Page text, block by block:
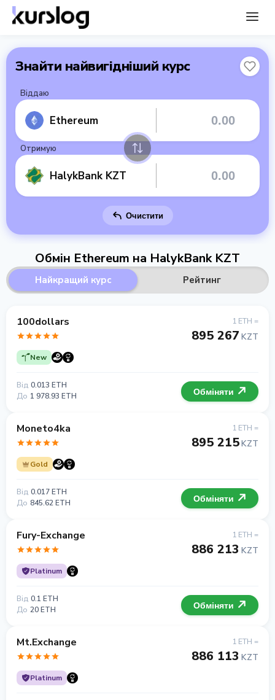
Знайти найвигідніший курс
Віддаю
Ethereum
Отримую
HalykBank KZT
Очистити
Обмін Ethereum на HalykBank KZT
Найкращий курс Рейтинг
100dollars
New
1 ETH =
895 267 KZT
Від 0.013 ETH
До 1 978.93 ETH Обміняти
Moneto4ka
Gold
1 ETH =
895 215KZT
Від 0.017 ETH
До 845.62 ETH Обміняти
Fury-Exchange
Platinum
1 ETH =
886 213 KZT
Від 0.1 ETH
До 20 ETH Обміняти
Mt.Exchange
Platinum
1 ETH =
886 113 KZT